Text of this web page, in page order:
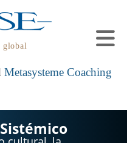
global
Metasysteme Coaching